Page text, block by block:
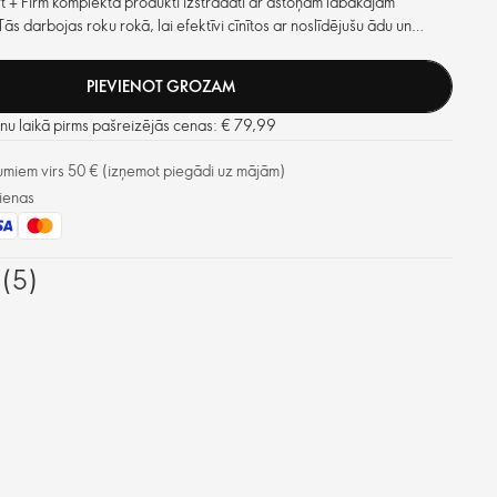
darbojas roku rokā, lai efektīvi cīnītos ar noslīdējušu ādu un
kā smalkās krunciņas, grumbiņas un blāvu sejas ādas toni.
tvirtākas, stingrākas, paceltākas un izteiktākas. Rezultāti ir
PIEVIENOT GROZAM
laikā pirms pašreizējās cenas: € 79,99
virs 50 € (izņemot piegādi uz mājām)